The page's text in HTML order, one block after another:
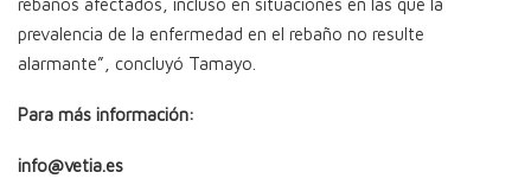
prevalencia de la enfermedad en el rebaño no resulte
alarmante”, concluyó Tamayo.
Para más información:
info@vetia.es